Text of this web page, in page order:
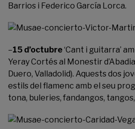
Barrios i Federico García Lorca.
–15 d’octubre‘Cant i guitarra’
Yeray Cortés al Monestir
Duero, Valladolid). Aquests dos
estils del flamenc amb el seu
tona, buleries, fandangos,